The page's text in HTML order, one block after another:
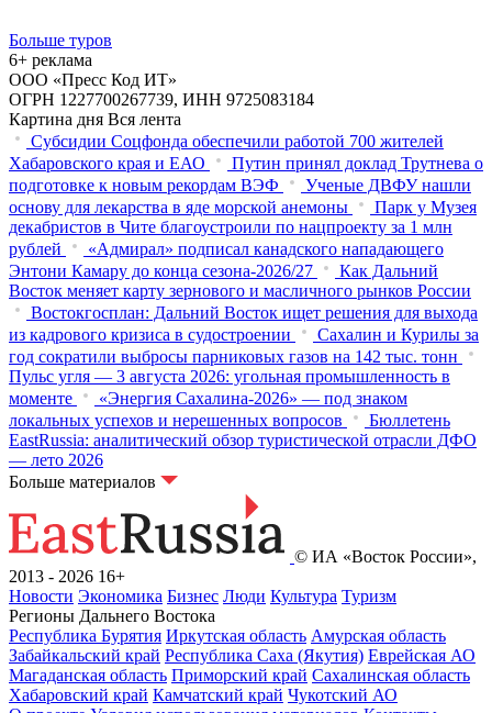
Больше туров
6+ реклама
ООО «Пресс Код ИТ»
ОГРН 1227700267739, ИНН 9725083184
Картина дня Вся лента
Субсидии Соцфонда обеспечили работой 700 жителей
Хабаровского края и ЕАО
Путин принял доклад Трутнева о
подготовке к новым рекордам ВЭФ
Ученые ДВФУ нашли
основу для лекарства в яде морской анемоны
Парк у Музея
декабристов в Чите благоустроили по нацпроекту за 1 млн
рублей
«Адмирал» подписал канадского нападающего
Энтони Камару до конца сезона-2026/27
Как Дальний
Восток меняет карту зернового и масличного рынков России
Востокгосплан: Дальний Восток ищет решения для выхода
из кадрового кризиса в судостроении
Сахалин и Курилы за
год сократили выбросы парниковых газов на 142 тыс. тонн
Пульс угля — 3 августа 2026: угольная промышленность в
моменте
«Энергия Сахалина-2026» — под знаком
локальных успехов и нерешенных вопросов
Бюллетень
EastRussia: аналитический обзор туристической отрасли ДФО
— лето 2026
Больше материалов
© ИА «Восток России»,
2013 - 2026 16+
Новости Экономика Бизнес Люди Культура Туризм
Регионы Дальнего Востока
Республика Бурятия Иркутская область Амурская область
Забайкальский край Республика Саха (Якутия) Еврейская АО
Магаданская область Приморский край Сахалинская область
Хабаровский край Камчатский край Чукотский АО